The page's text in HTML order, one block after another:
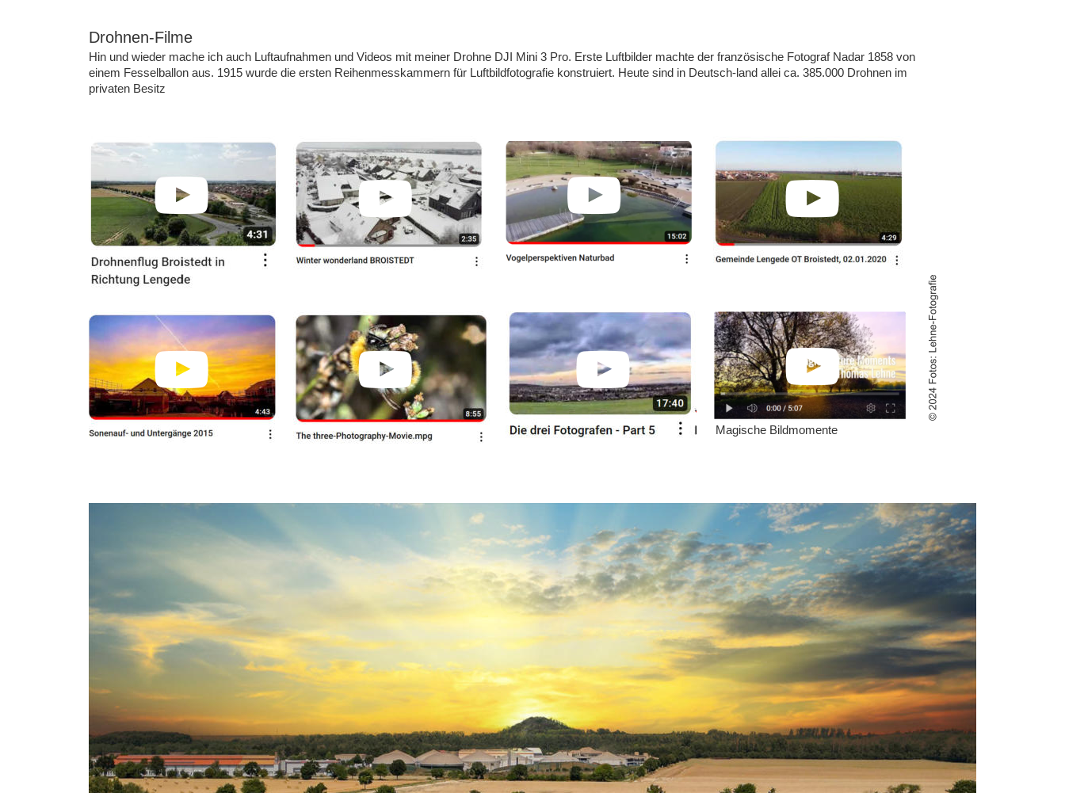
Drohnen-Filme
Hin und wieder mache ich auch Luftaufnahmen und Videos mit meiner Drohne DJI Mini 3 Pro. Erste Luftbilder machte der französische Fotograf Nadar 1858 von
einem Fesselballon aus. 1915 wurde die ersten Reihenmesskammern für Luftbildfotografie konstruiert. Heute sind in Deutsch-land allei ca. 385.000 Drohnen im
privaten Besitz
Magische Bildmomente